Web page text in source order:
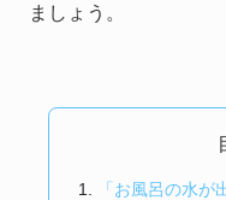
ましょう。
「お風呂の水